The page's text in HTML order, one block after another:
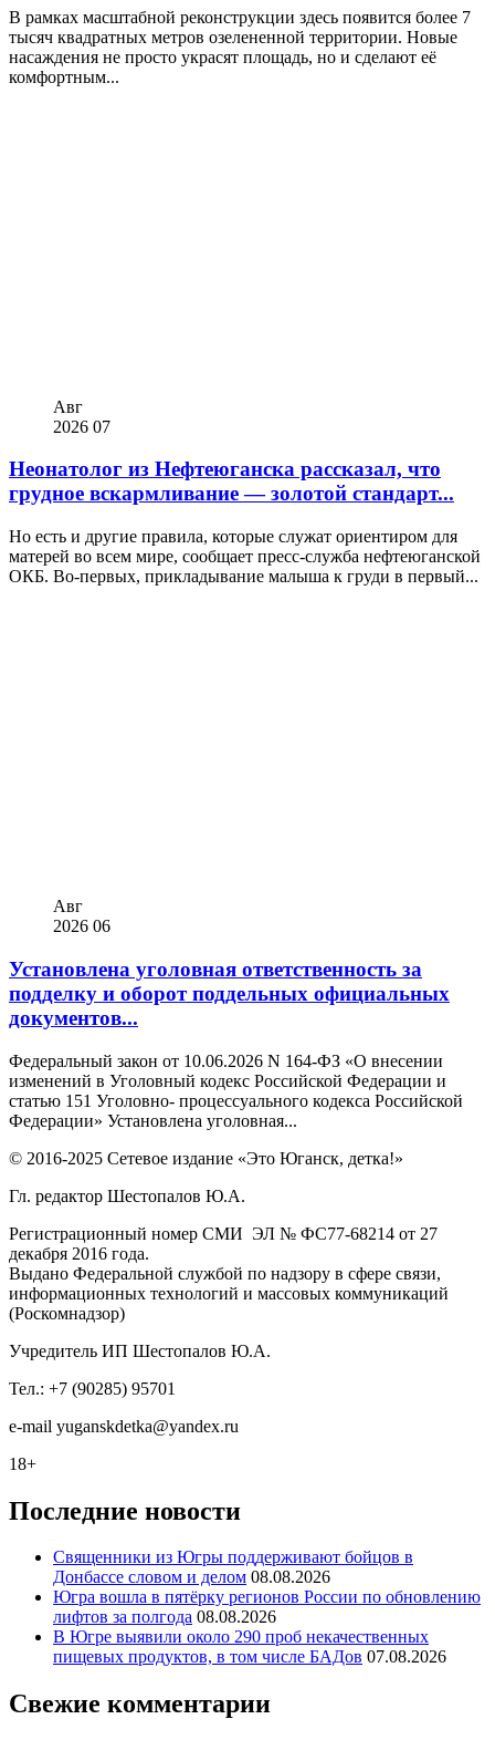
В рамках масштабной реконструкции здесь появится более 7
тысяч квадратных метров озелененной территории. Новые
насаждения не просто украсят площадь, но и сделают её
комфортным...
Авг
2026 07
Неонатолог из Нефтеюганска рассказал, что
грудное вскармливание — золотой стандарт...
Но есть и другие правила, которые служат ориентиром для
матерей во всем мире, сообщает пресс-служба нефтеюганской
ОКБ. Во-первых, прикладывание малыша к груди в первый...
Авг
2026 06
Установлена уголовная ответственность за
подделку и оборот поддельных официальных
документов...
Федеральный закон от 10.06.2026 N 164-ФЗ «О внесении
изменений в Уголовный кодекс Российской Федерации и
статью 151 Уголовно- процессуального кодекса Российской
Федерации» Установлена уголовная...
© 2016-2025 Сетевое издание «Это Юганск, детка!»
Гл. редактор Шестопалов Ю.А.
Регистрационный номер СМИ ЭЛ № ФС77-68214 от 27
декабря 2016 года.
Выдано Федеральной службой по надзору в сфере связи,
информационных технологий и массовых коммуникаций
(Роскомнадзор)
Учредитель ИП Шестопалов Ю.А.
Тел.: +7 (90285) 95701
e-mail yuganskdetka@yandex.ru
18+
Последние новости
Священники из Югры поддерживают бойцов в
Донбассе словом и делом 08.08.2026
Югра вошла в пятёрку регионов России по обновлению
лифтов за полгода 08.08.2026
В Югре выявили около 290 проб некачественных
пищевых продуктов, в том числе БАДов 07.08.2026
Свежие комментарии